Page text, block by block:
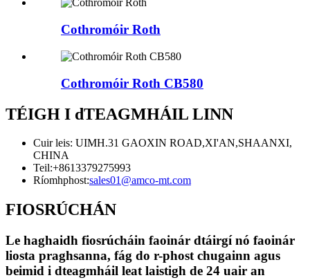
Cothromóir Roth
Cothromóir Roth CB580
TÉIGH I dTEAGMHÁIL LINN
Cuir leis: UIMH.31 GAOXIN ROAD,XI'AN,SHAANXI,
CHINA
Teil:+8613379275993
Ríomhphost:sales01@amco-mt.com
FIOSRÚCHÁN
Le haghaidh fiosrúcháin faoinár dtáirgí nó faoinár
liosta praghsanna, fág do r-phost chugainn agus
beimid i dteagmháil leat laistigh de 24 uair an